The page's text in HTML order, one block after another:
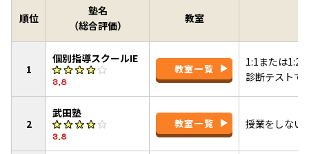
順位
塾名
（総合評価）
教室
1
個別指導スクールIE
3.8
教室一覧
1:1または1:2
診断テストで
2
武田塾
3.8
教室一覧 授業をしない